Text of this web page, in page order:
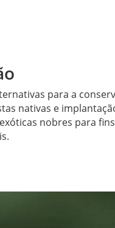
para a
nativas e
nobres para fins